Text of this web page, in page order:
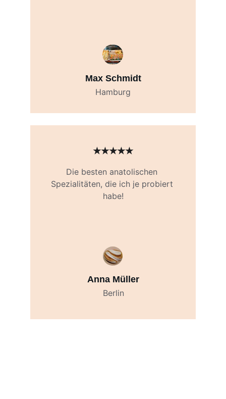
Die besten anatolischen
Spezialitäten, die ich je probiert
habe!
Anna Müller
Berlin
Max Schmidt
Hamburg
★★★★★